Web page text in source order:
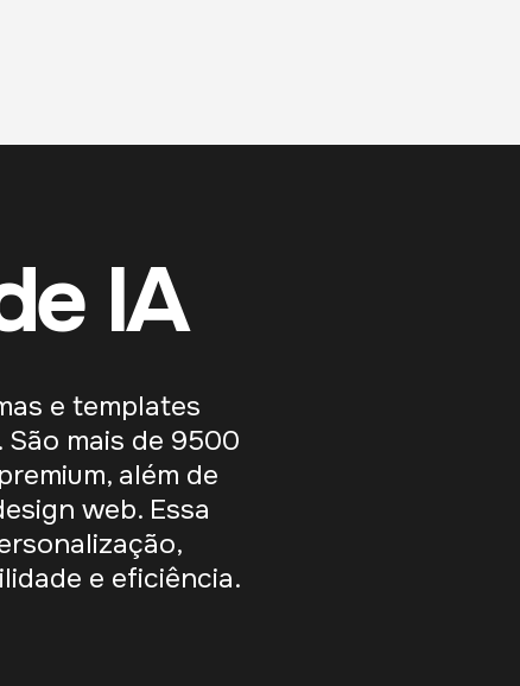
IA
e templates
mais de 9500
além de
web. Essa
e eficiência.